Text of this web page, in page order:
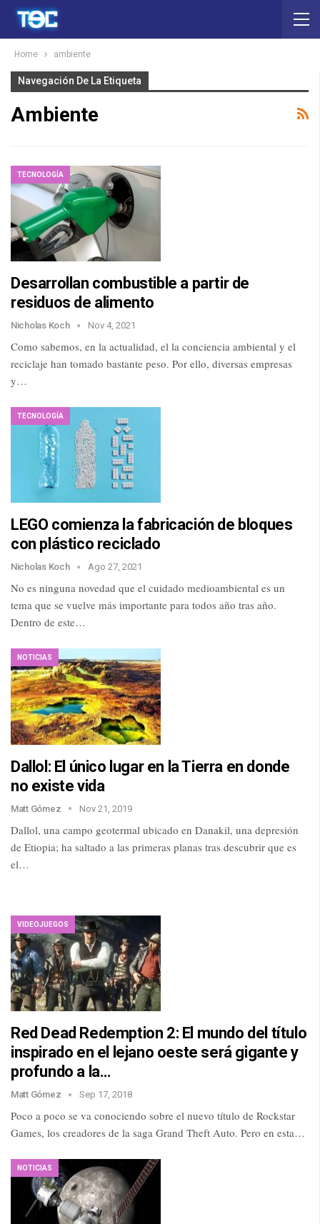
Home ambiente
Navegación De La Etiqueta
Ambiente
TECNOLOGÍA
Desarrollan combustible a partir de
residuos de alimento
Nicholas Koch Nov 4, 2021
Como sabemos, en la actualidad, el la conciencia ambiental y el
reciclaje han tomado bastante peso. Por ello, diversas empresas
y…
TECNOLOGÍA
LEGO comienza la fabricación de bloques
con plástico reciclado
Nicholas Koch Ago 27, 2021
No es ninguna novedad que el cuidado medioambiental es un
tema que se vuelve más importante para todos año tras año.
Dentro de este…
NOTICIAS
Dallol: El único lugar en la Tierra en donde
no existe vida
Matt Gómez Nov 21, 2019
Dallol, una campo geotermal ubicado en Danakil, una depresión
de Etiopia; ha saltado a las primeras planas tras descubrir que es
el…
VIDEOJUEGOS
Red Dead Redemption 2: El mundo del título
inspirado en el lejano oeste será gigante y
profundo a la…
Matt Gómez Sep 17, 2018
Poco a poco se va conociendo sobre el nuevo título de Rockstar
Games, los creadores de la saga Grand Theft Auto. Pero en esta…
NOTICIAS